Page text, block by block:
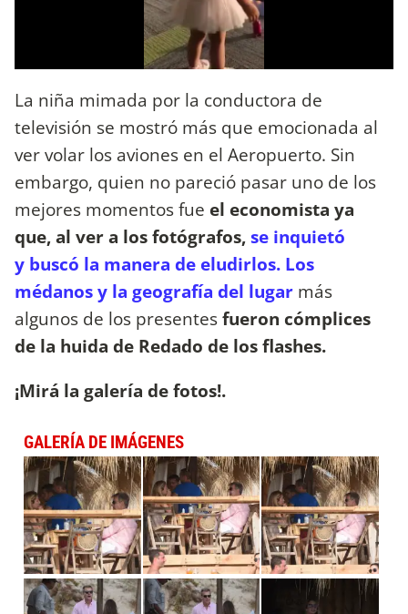
La niña mimada por la conductora de
televisión se mostró más que emocionada al
ver volar los aviones en el Aeropuerto. Sin
embargo, quien no pareció pasar uno de los
mejores momentos fue el economista ya
que, al ver a los fotógrafos,se inquietó
y buscó la manera de eludirlos. Los
médanos y la geografía del lugar más
algunos de los presentesfueron cómplices
de la huida de Redado de los flashes.
¡Mirá la galería de fotos!.
GALERÍA DE IMÁGENES